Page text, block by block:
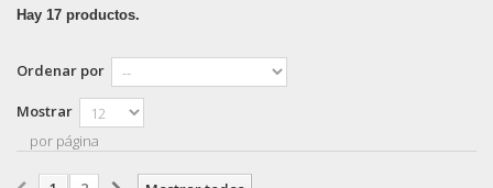
Hay 17 productos.
Ordenar por
Mostrar
por página